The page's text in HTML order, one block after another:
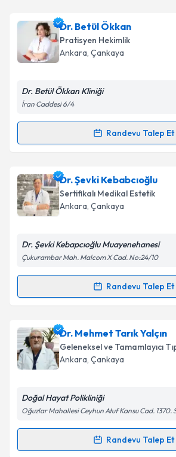
Op. Dr. Çağatay Falcıoğlu
oluşturun. Size bu uzmandan
takvim hazırlandığında e-posta ile
Kişisel verilerimin işlenmesine
Metni'ni okudum ve kişisel
Takvim Talebini
Dr. Betül Ökkan
Pratisyen Hekimlik
Ankara, Çankaya
Dr. Betül Ökkan Kliniği
İran Caddesi 6/4
Randevu Talep Et
Randevu Takvimi Talebi
Dr. Betül Ökkaniçin randevu
Size bu uzmandan randevu almanız
hazırlandığında e-posta ile
Kişisel verilerimin işlenmesine
Metni'ni okudum ve kişisel
Takvim Talebini
Dr. Şevki Kebabcıoğlu
Sertifikalı Medikal Estetik
Ankara, Çankaya
Dr. Şevki Kebapcıoğlu Muayenehanesi
Çukurambar Mah. Malcom X Cad. No:24/10
Randevu Talep Et
Randevu Takvimi Talebi
Dr. Şevki Kebabcıoğluiçin
oluşturun. Size bu uzmandan
takvim hazırlandığında e-posta ile
Kişisel verilerimin işlenmesine
Metni'ni okudum ve kişisel
Dr. Mehmet Tarık Yalçın
Geleneksel ve Tamamlayıcı
Ankara, Çankaya
Doğal Hayat Polikliniği
Oğuzlar Mahallesi Ceyhun Atuf Kansu Cad. 1370.
Randevu Talep Et
Randevu Takvimi Talebi